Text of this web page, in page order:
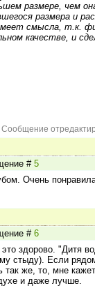
размере, чем
размера и
смысла, т.к.
качестве, и
Сообщение
# 5
Очень
# 6
здорово. "Дитя
стыду). Если
так же, то, мне
и даже лучше.